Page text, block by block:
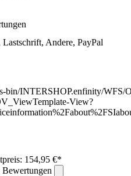
Andere, PayPal
bin/INTERSHOP.enfinity/WFS/
View?
154,95 €*
Bewertungen